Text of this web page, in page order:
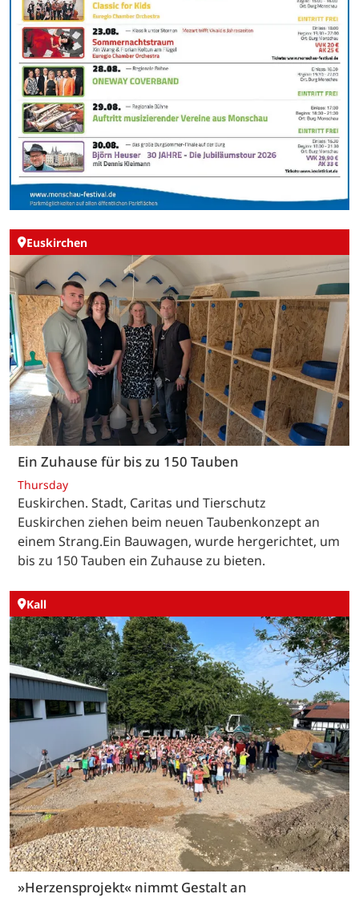
Euskirchen
Ein Zuhause für bis zu 150 Tauben
Thursday
Euskirchen. Stadt, Caritas und Tierschutz
Euskirchen ziehen beim neuen Taubenkonzept an
einem Strang.Ein Bauwagen, wurde hergerichtet, um
bis zu 150 Tauben ein Zuhause zu bieten.
Kall
»Herzensprojekt« nimmt Gestalt an